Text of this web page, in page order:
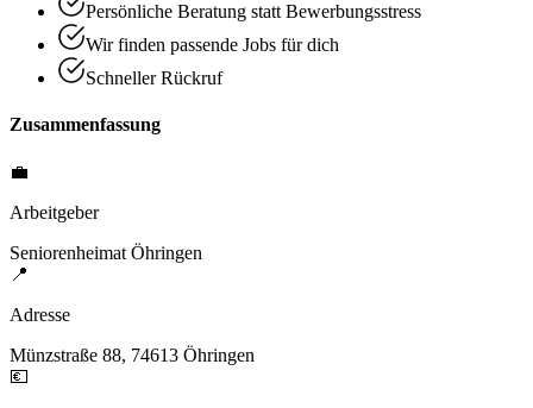
Persönliche Beratung statt Bewerbungsstress
Wir finden passende Jobs für dich
Schneller Rückruf
Zusammenfassung
💼
Arbeitgeber
Seniorenheimat Öhringen
📍
Adresse
Münzstraße 88, 74613 Öhringen
💶